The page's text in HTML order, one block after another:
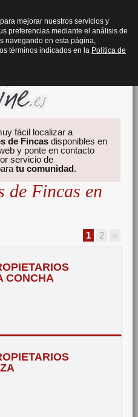
fácil localizar a
de Fincas disponibles en
y ponte en contacto
servicio de
tu comunidad.
de Fincas en
1 2
CONCHA
mejorar nuestros servicios y
preferencias mediante el análisis de
navegando en esta página,
términos indicados en la Política de